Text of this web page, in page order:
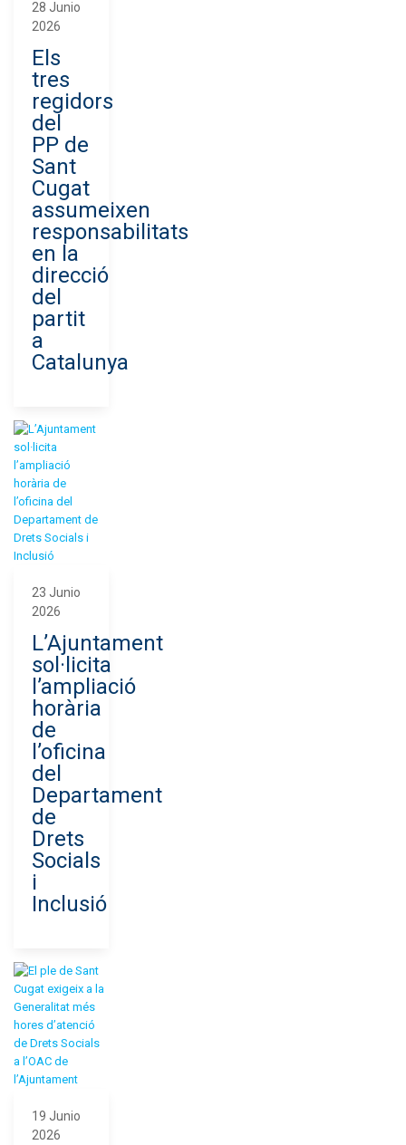
28 Junio
2026
Els
tres
regidors
del
PP de
Sant
Cugat
assumeixen
responsabilitats
en la
direcció
del
partit
a
Catalunya
23 Junio
2026
L’Ajuntament
sol·licita
l’ampliació
horària
de
l’oficina
del
Departament
de
Drets
Socials
i
Inclusió
19 Junio
2026